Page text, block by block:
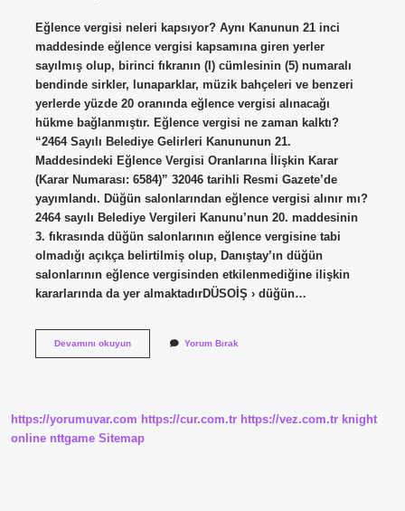
Eğlence vergisi neleri kapsıyor? Aynı Kanunun 21 inci
maddesinde eğlence vergisi kapsamına giren yerler
sayılmış olup, birinci fıkranın (I) cümlesinin (5) numaralı
bendinde sirkler, lunaparklar, müzik bahçeleri ve benzeri
yerlerde yüzde 20 oranında eğlence vergisi alınacağı
hükme bağlanmıştır. Eğlence vergisi ne zaman kalktı?
“2464 Sayılı Belediye Gelirleri Kanununun 21.
Maddesindeki Eğlence Vergisi Oranlarına İlişkin Karar
(Karar Numarası: 6584)” 32046 tarihli Resmi Gazete’de
yayımlandı. Düğün salonlarından eğlence vergisi alınır mı?
2464 sayılı Belediye Vergileri Kanunu’nun 20. maddesinin
3. fıkrasında düğün salonlarının eğlence vergisine tabi
olmadığı açıkça belirtilmiş olup, Danıştay’ın düğün
salonlarının eğlence vergisinden etkilenmediğine ilişkin
kararlarında da yer almaktadırDÜSOİŞ › düğün…
Devamını okuyunEğlence
Yorum Bırak
https://yorumuvar.com https://cur.com.tr https://vez.com.tr knight
online nttgame Sitemap